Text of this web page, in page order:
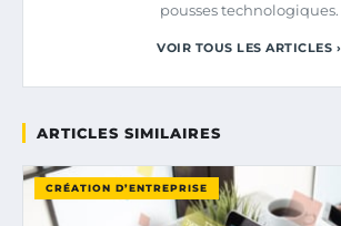
pousses technologiques.
VOIR TOUS LES ARTICLES ›
ARTICLES SIMILAIRES
CRÉATION D’ENTREPRISE